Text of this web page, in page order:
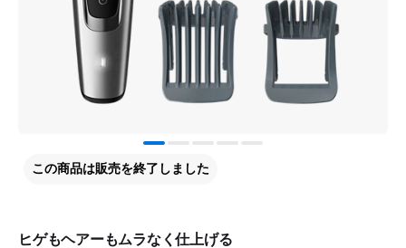
ヒゲもヘアーもムラなく仕上げる
この商品は販売を終了しました